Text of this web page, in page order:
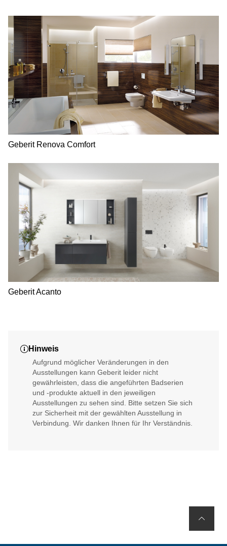
Geberit Renova Comfort
Geberit Acanto
Hinweis
Aufgrund möglicher Veränderungen in den
Ausstellungen kann Geberit leider nicht
gewährleisten, dass die angeführten Badserien
und -produkte aktuell in den jeweiligen
Ausstellungen zu sehen sind. Bitte setzen Sie sich
zur Sicherheit mit der gewählten Ausstellung in
Verbindung. Wir danken Ihnen für Ihr Verständnis.